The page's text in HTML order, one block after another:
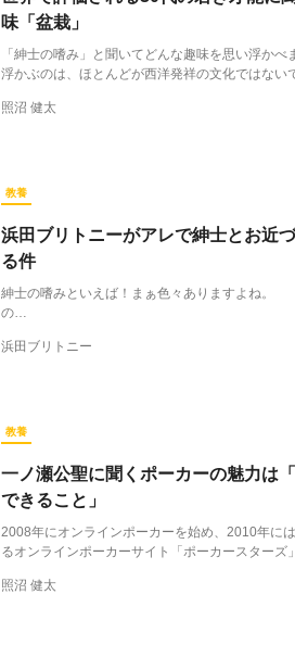
味「盆栽」
「紳士の嗜み」と聞いてどんな趣味を思い浮か
浮かぶのは、ほとんどが西洋発祥の文化ではな
照沼 健太
教養
浜田ブリトニーがアレで紳士とお近
る件
紳士の嗜みといえば！まぁ色々ありますよね
の…
浜田ブリトニー
教養
一ノ瀬公聖に聞くポーカーの魅力は
できること」
2008年にオンラインポーカーを始め、2010年に
るオンラインポーカーサイト「ポーカースター
照沼 健太